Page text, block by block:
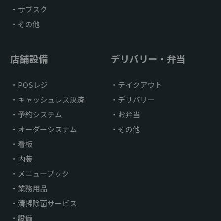
サブスク
その他
店舗設備
POSレジ
キャッシュレス決済
予約システム
オーダーシステム
看板
内装
メニューブック
業務用品
清掃除菌サービス
設備
デリバリー・弁当
テイクアウト
デリバリー
お弁当
その他